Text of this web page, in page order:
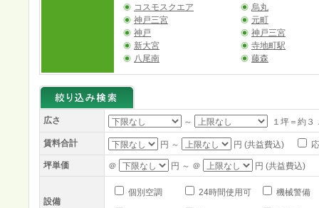
コスモスクエア
烏丸
神戸三宮
元町
神戸
神戸三宮
新大宮
寺地町駅
八尾南
藤森
広さ ～ １坪＝約３
賃料合計 円 ～ 円 (共益費込)
坪単価 ＠ 円 ～ ＠ 円 (共益費込)
設備
個別空調 24時間使用可 機械警備